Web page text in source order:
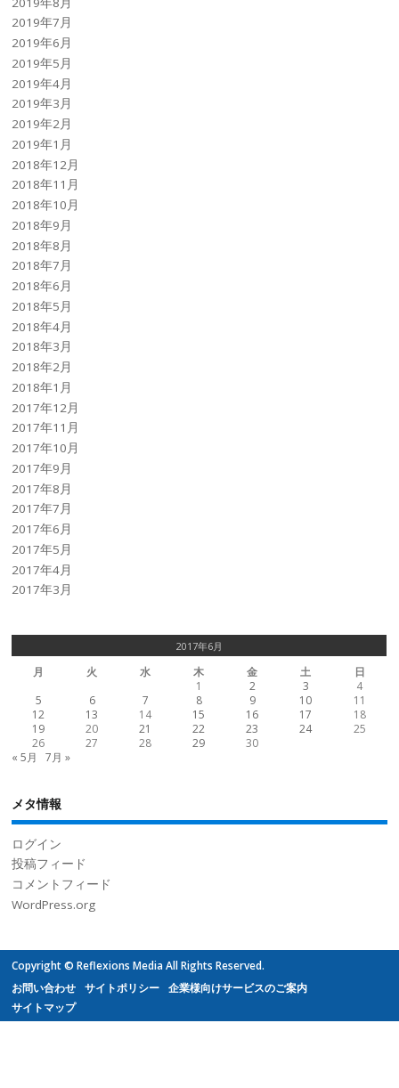
2019年7月
2019年6月
2019年5月
2019年4月
2019年3月
2019年2月
2019年1月
2018年12月
2018年11月
2018年10月
2018年9月
2018年8月
2018年7月
2018年6月
2018年5月
2018年4月
2018年3月
2018年2月
2018年1月
2017年12月
2017年11月
2017年10月
2017年9月
2017年8月
2017年7月
2017年6月
2017年5月
2017年4月
2017年3月
2017年6月
月 火 水 木 金 土
日
1
2 3
4
5
6 7 8 9 10
11
12
13 14 15 16 17
18
19
20 21 22 23 24
25
26
27 28 29
30
« 5月
7月 »
メタ情報
ログイン
投稿フィード
コメントフィード
WordPress.org
Copyright © Reflexions Media All Rights Reserved.
お問い合わせ
サイトポリシー
企業様向けサービスのご案内
サイトマップ